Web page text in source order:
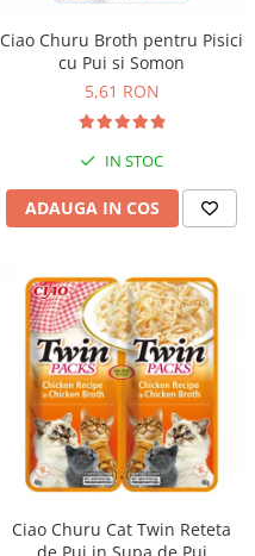
Ciao Churu Broth pentru Pisici
cu Pui si Somon
5,61 RON
IN STOC
ADAUGA IN COS
Ciao Churu Cat Twin Reteta